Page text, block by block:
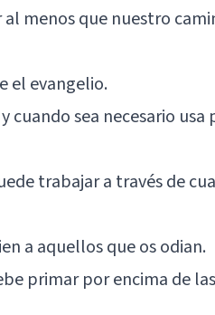
menos que nuestro
el evangelio.
sea necesario usa
trabajar a través de
a aquellos que os odian.
primar por encima de las